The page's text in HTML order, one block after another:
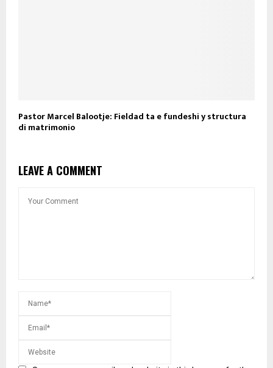
Pastor Marcel Balootje: Fieldad ta e fundeshi y structura
di matrimonio
LEAVE A COMMENT